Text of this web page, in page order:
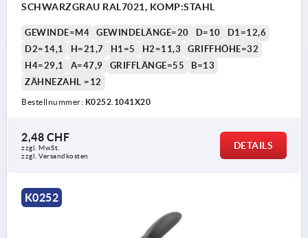
SCHWARZGRAU RAL7021, KOMP:STAHL
GEWINDE=M4 GEWINDELÄNGE=20 D=10
D1=12,6
D2=14,1
H=21,7 H1=5 H2=11,3
GRIFFHÖHE=32
H4=29,1
A=47,9 GRIFFLÄNGE=55
B=13
ZÄHNEZAHL =12
Bestellnummer: K0252.1041X20
2,48 CHF
zzgl. MwSt.
zzgl. Versandkosten
DETAILS
K0252